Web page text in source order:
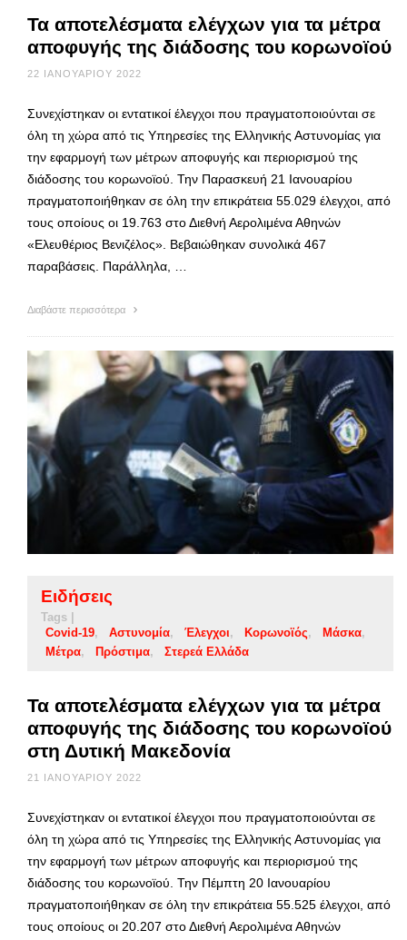
Τα αποτελέσματα ελέγχων για τα μέτρα
αποφυγής της διάδοσης του κορωνοϊού
22 ΙΑΝΟΥΑΡΊΟΥ 2022
Συνεχίστηκαν οι εντατικοί έλεγχοι που πραγματοποιούνται σε
όλη τη χώρα από τις Υπηρεσίες της Ελληνικής Αστυνομίας για
την εφαρμογή των μέτρων αποφυγής και περιορισμού της
διάδοσης του κορωνοϊού. Την Παρασκευή 21 Ιανουαρίου
πραγματοποιήθηκαν σε όλη την επικράτεια 55.029 έλεγχοι, από
τους οποίους οι 19.763 στο Διεθνή Αερολιμένα Αθηνών
«Ελευθέριος Βενιζέλος». Βεβαιώθηκαν συνολικά 467
παραβάσεις. Παράλληλα, …
Διαβάστε περισσότερα
Ειδήσεις
Tags |
Covid-19
Αστυνομία Έλεγχοι Κορωνοϊός
Μάσκα
Μέτρα
Πρόστιμα Στερεά Ελλάδα
Τα αποτελέσματα ελέγχων για τα μέτρα
αποφυγής της διάδοσης του κορωνοϊού
στη Δυτική Μακεδονία
21 ΙΑΝΟΥΑΡΊΟΥ 2022
Συνεχίστηκαν οι εντατικοί έλεγχοι που πραγματοποιούνται σε
όλη τη χώρα από τις Υπηρεσίες της Ελληνικής Αστυνομίας για
την εφαρμογή των μέτρων αποφυγής και περιορισμού της
διάδοσης του κορωνοϊού. Την Πέμπτη 20 Ιανουαρίου
πραγματοποιήθηκαν σε όλη την επικράτεια 55.525 έλεγχοι, από
τους οποίους οι 20.207 στο Διεθνή Αερολιμένα Αθηνών